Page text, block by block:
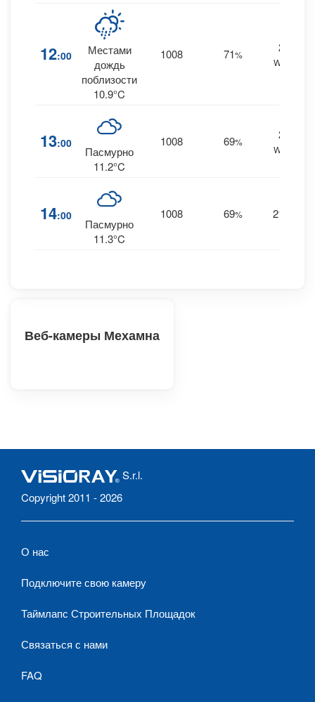
12:00
Местами
дождь
поблизости
10.9°C
1008 71%
24
WSW
13:00
Пасмурно
11.2°C
1008 69%
22
WSW
14:00
Пасмурно
11.3°C
1008 69% 21
Веб-камеры Мехамна
S.r.l.
Copyright 2011 - 2026
О нас
Подключите свою камеру
Таймлапс Строительных Площадок
Связаться с нами
FAQ